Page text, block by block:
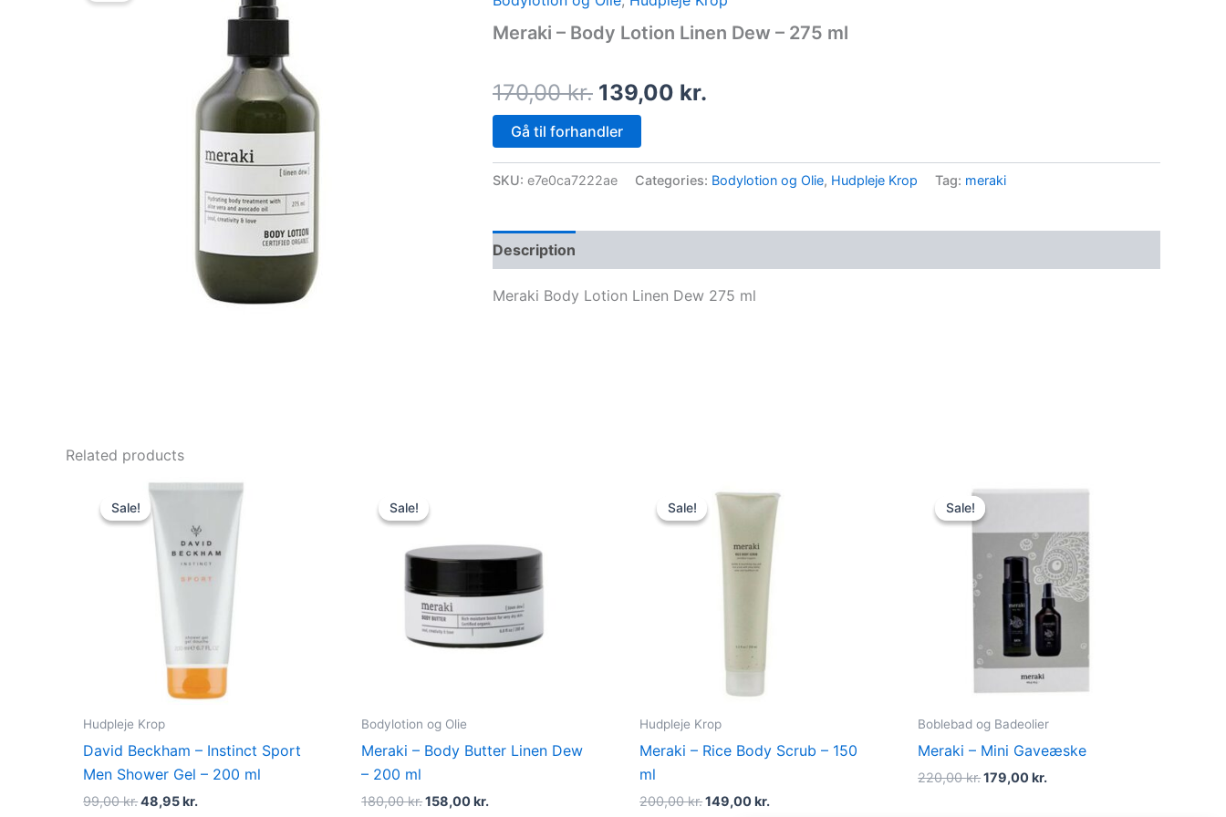
Meraki – Body Lotion Linen Dew – 275 ml
170,00kr.
price
was:
170,00 kr..
139,00 kr.
price
is:
Gå til forhandler
SKU: e7e0ca7222ae Categories: Bodylotion og Olie, Hudpleje Krop Tag: meraki
Description
Meraki Body Lotion Linen Dew 275 ml
Related products
Sale!
Sale!
Hudpleje Krop
David Beckham – Instinct Sport
Men Shower Gel – 200 ml
99,00kr.
Original
price
was:
99,00 kr..
48,95kr.
Current
48,95 kr..
Sale!
Sale!
Bodylotion og Olie
Meraki – Body Butter Linen Dew
– 200 ml
180,00kr.
was:
158,00kr.
Sale!
Sale!
Hudpleje Krop
Meraki – Rice Body Scrub – 150
ml
200,00kr.
price
was:
200,00 kr..
149,00kr.
price
is:
149,00 kr..
Sale!
Sale!
Boblebad og Badeolier
Meraki – Mini Gaveæske
220,00kr.
price
was:
220,00 kr..
179,00kr.
179,00 kr..